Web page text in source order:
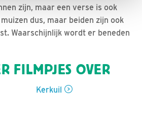
zijn, maar een verse is ook
dus, maar beiden zijn ook
Waarschijnlijk wordt er beneden
FILMPJES OVER
Kerkuil